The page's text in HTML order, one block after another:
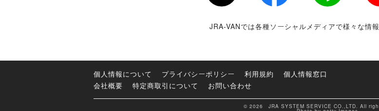
Twitter Facebook LINE
JRA-VANでは各種ソーシャルメディアで様々な情
個人情報について プライバシーポリシー 利用規約
個人情報窓口
会社概要
特定商取引について お問い合わせ
© 2026 JRA SYSTEM SERVICE CO.,LTD. All